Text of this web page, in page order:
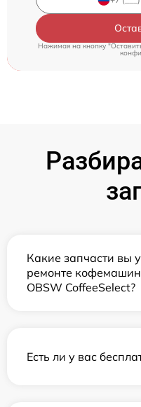
Нажимая на кнопку
Какие запчасти вы
ремонте
OBSW CoffeeSelect?
Есть ли у вас